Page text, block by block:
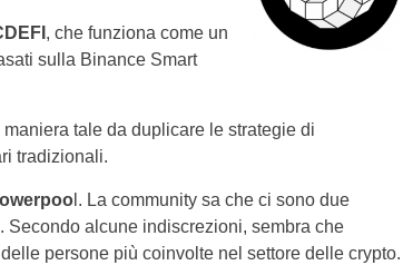
, che funziona come un
sulla Binance Smart
maniera tale da duplicare le strategie di
tradizionali.
l. La community sa che ci sono due
Secondo alcune indiscrezioni, sembra che
persone più coinvolte nel settore delle crypto.